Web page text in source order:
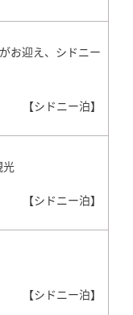
お迎え、シドニー
【シドニー泊】
光
【シドニー泊】
【シドニー泊】